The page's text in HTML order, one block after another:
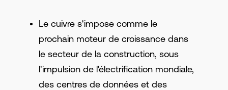
Le cuivre s'impose comme le
prochain moteur de croissance dans
le secteur de la construction, sous
l'impulsion de l'électrification mondiale,
des centres de données et des